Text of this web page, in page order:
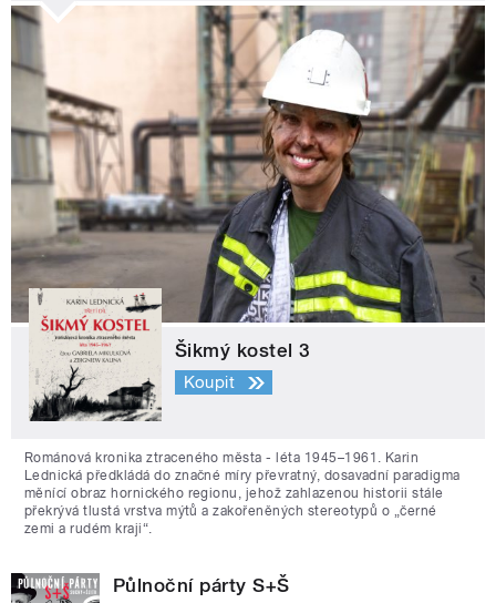
Šikmý kostel 3
Koupit
Románová kronika ztraceného města - léta 1945–1961. Karin
Lednická předkládá do značné míry převratný, dosavadní paradigma
měnící obraz hornického regionu, jehož zahlazenou historii stále
překrývá tlustá vrstva mýtů a zakořeněných stereotypů o „černé
zemi a rudém kraji“.
Půlnoční párty S+Š